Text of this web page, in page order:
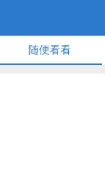
随便看看